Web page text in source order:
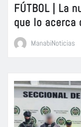
FÚTBOL | La
que lo acerca
ManabiNoticias